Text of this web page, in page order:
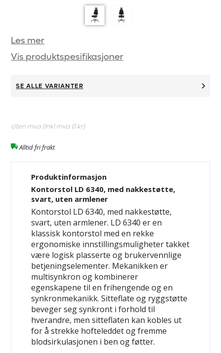
Les mer
Vis produktspesifikasjoner
SE ALLE VARIANTER
Uten mva (Inkl mva 0 kr)
Alltid fri frakt
Produktinformasjon
Kontorstol LD 6340, med nakkestøtte,
svart, uten armlener
Kontorstol LD 6340, med nakkestøtte,
svart, uten armlener. LD 6340 er en
klassisk kontorstol med en rekke
ergonomiske innstillingsmuligheter takket
være logisk plasserte og brukervennlige
betjeningselementer. Mekanikken er
multisynkron og kombinerer
egenskapene til en frihengende og en
synkronmekanikk. Sitteflate og ryggstøtte
beveger seg synkront i forhold til
hverandre, men sitteflaten kan kobles ut
for å strekke hofteleddet og fremme
blodsirkulasjonen i ben og føtter.